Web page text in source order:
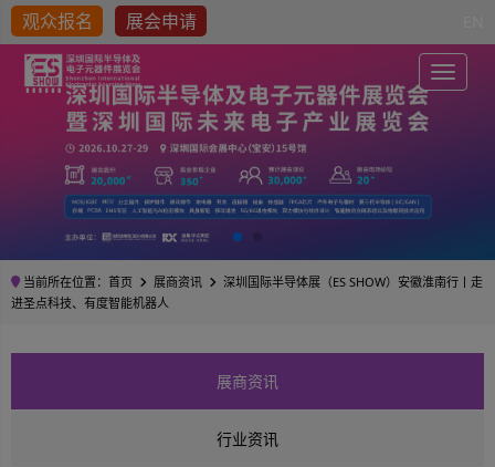
观众报名 展会申请
当前所在位置： 首页 展商资讯
深圳国际半导体展（ES SHOW）安徽淮南行丨走
进圣点科技、有度智能机器人
展商资讯
行业资讯